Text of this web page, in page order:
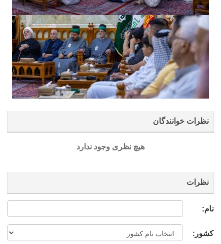
نظرات خوانندگان
هیچ نظری وجود ندارد
نظرات
نام:
کشور: